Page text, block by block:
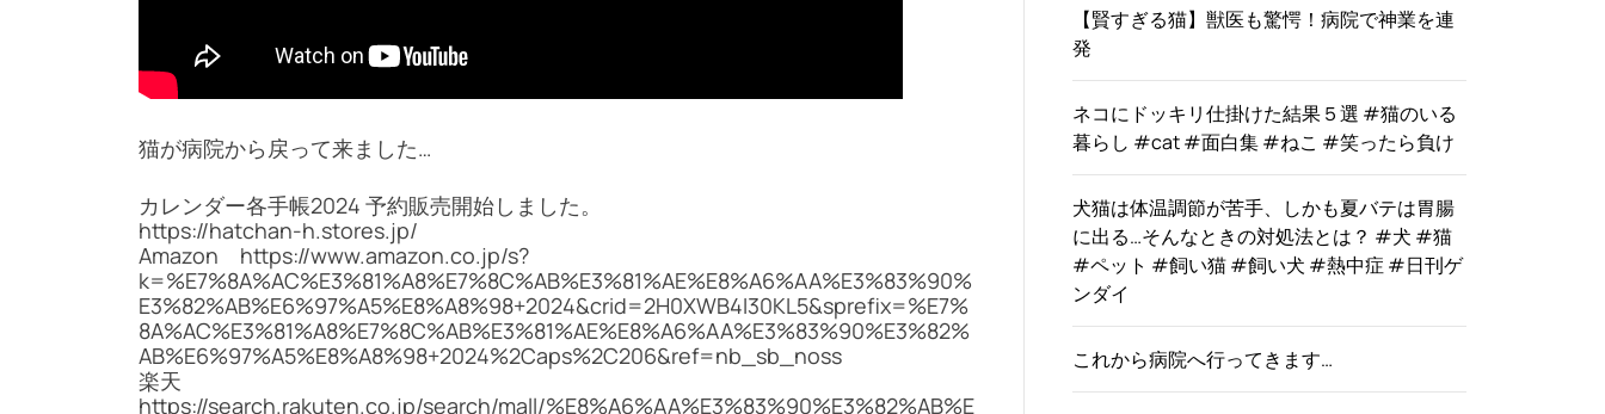
猫が病院から戻って来ました…
カレンダー各手帳2024 予約販売開始しました。
https://hatchan-h.stores.jp/
Amazon https://www.amazon.co.jp/s?
k=%E7%8A%AC%E3%81%A8%E7%8C%AB%E3%81%AE%E8%A6%AA%E3%83%90%
E3%82%AB%E6%97%A5%E8%A8%98+2024&crid=2H0XWB4I30KL5&sprefix=%E7%
8A%AC%E3%81%A8%E7%8C%AB%E3%81%AE%E8%A6%AA%E3%83%90%E3%82%
AB%E6%97%A5%E8%A8%98+2024%2Caps%2C206&ref=nb_sb_noss
楽天
https://search.rakuten.co.jp/search/mall/%E8%A6%AA%E3%83%90%E3%82%AB%E
【賢すぎる猫】獣医も驚愕！病院で神業を連
発
ネコにドッキリ仕掛けた結果５選 #猫のいる
暮らし #cat #面白集 #ねこ #笑ったら負け
犬猫は体温調節が苦手、しかも夏バテは胃腸
に出る…そんなときの対処法とは？ #犬 #猫
#ペット #飼い猫 #飼い犬 #熱中症 #日刊ゲ
ンダイ
これから病院へ行ってきます…